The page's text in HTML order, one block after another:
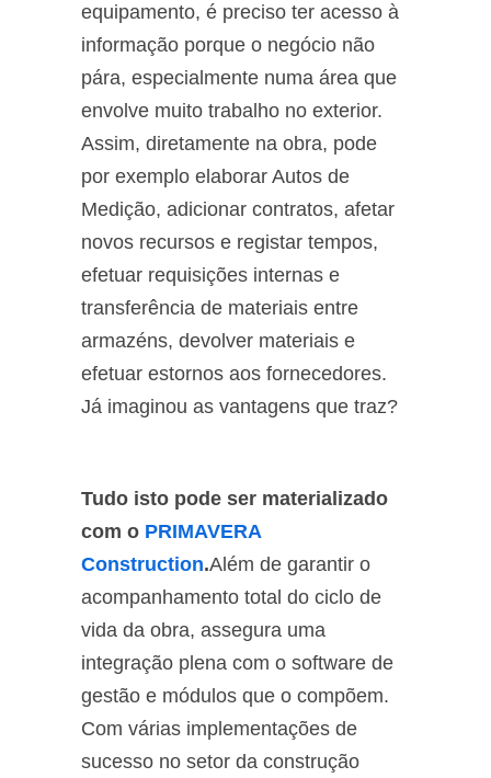
equipamento, é preciso ter acesso à
informação porque o negócio não
pára, especialmente numa área que
envolve muito trabalho no exterior.
Assim, diretamente na obra, pode
por exemplo elaborar Autos de
Medição, adicionar contratos, afetar
novos recursos e registar tempos,
efetuar requisições internas e
transferência de materiais entre
armazéns, devolver materiais e
efetuar estornos aos fornecedores.
Já imaginou as vantagens que traz?
Tudo isto pode ser materializado
com o PRIMAVERA
Construction.Além de garantir o
acompanhamento total do ciclo de
vida da obra, assegura uma
integração plena com o software de
gestão e módulos que o compõem.
Com várias implementações de
sucesso no setor da construção